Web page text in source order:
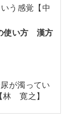
う感覚【中
使い方 漢方
が濁ってい
林 寛之】